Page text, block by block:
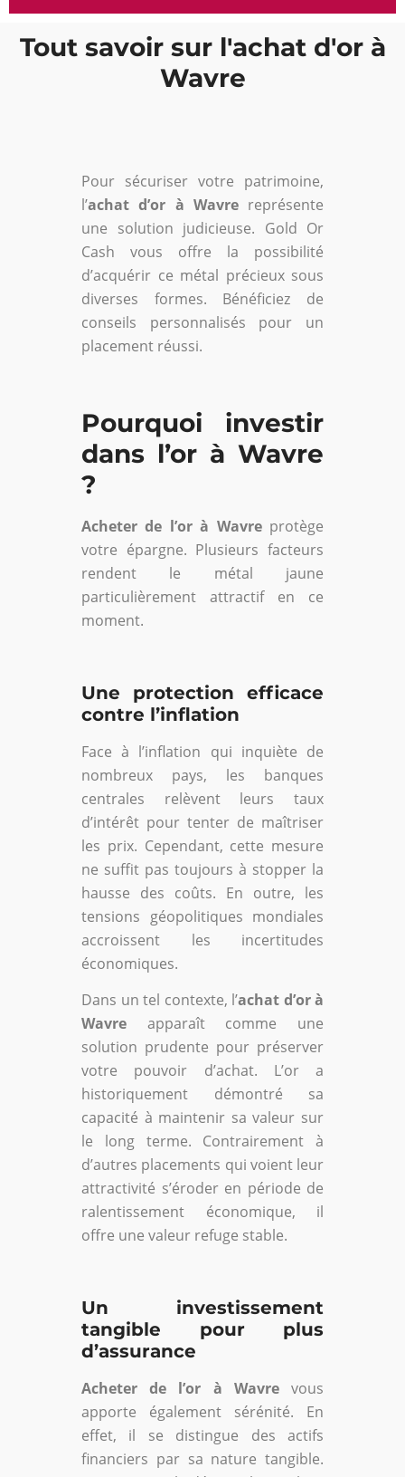
Tout savoir sur l'achat d'or à
Wavre
Pour sécuriser votre patrimoine,
l’achat d’or à Wavrereprésente
une solution judicieuse. Gold Or
Cash vous offre la possibilité
d’acquérir ce métal précieux sous
diverses formes. Bénéficiez de
conseils personnalisés pour un
placement réussi.
Pourquoi investir
dans l’or à Wavre
?
Acheter de l’or à Wavreprotège
votre épargne. Plusieurs facteurs
rendent le métal jaune
particulièrement attractif en ce
moment.
Une protection efficace
contre l’inflation
Face à l’inflation qui inquiète de
nombreux pays, les banques
centrales relèvent leurs taux
d’intérêt pour tenter de maîtriser
les prix. Cependant, cette mesure
ne suffit pas toujours à stopper la
hausse des coûts. En outre, les
tensions géopolitiques mondiales
accroissent les incertitudes
économiques.
Dans un tel contexte, l’achat d’or à
Wavre apparaît comme une
solution prudente pour préserver
votre pouvoir d’achat. L’or a
historiquement démontré sa
capacité à maintenir sa valeur sur
le long terme. Contrairement à
d’autres placements qui voient leur
attractivité s’éroder en période de
ralentissement économique, il
offre une valeur refuge stable.
Un investissement
tangible pour plus
d’assurance
Acheter de l’or à Wavrevous
apporte également sérénité. En
effet, il se distingue des actifs
financiers par sa nature tangible.